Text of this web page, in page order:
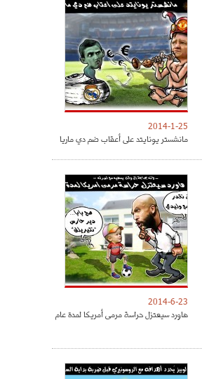
2014-1-25
مانشستر يونايتد على أعقاب ضم دي ماريا
2014-6-23
هاورد سيعتزل حراسة مرمى أمريكا لمدة عام